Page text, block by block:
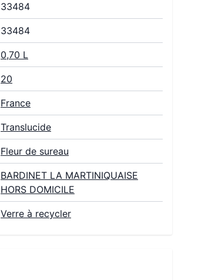
33484
33484
0,70 L
20
France
Translucide
Fleur de sureau
BARDINET LA MARTINIQUAISE
HORS DOMICILE
Verre à recycler